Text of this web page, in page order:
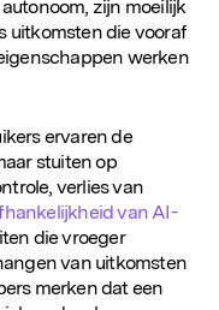
zijn moeilijk
uitkomsten die vooraf
werken
ervaren de
stuiten op
verlies van
van AI-
die vroeger
van uitkomsten
merken dat een